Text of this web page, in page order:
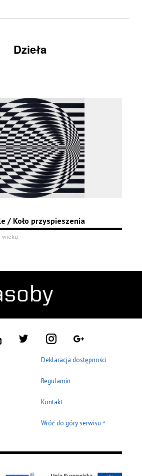
Dzieła
/ Koło przyspieszenia
wieku
Deklaracja dostępności
Regulamin
Kontakt
Wróć do góry serwisu ^